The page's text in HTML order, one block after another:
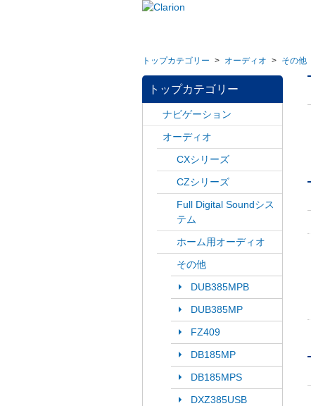
トップカテゴリー > オーディオ > その他
トップカテゴリー
ナビゲーション
オーディオ
CXシリーズ
CZシリーズ
Full Digital Soundシス
テム
ホーム用オーディオ
その他
DUB385MPB
DUB385MP
FZ409
DB185MP
DB185MPS
DXZ385USB